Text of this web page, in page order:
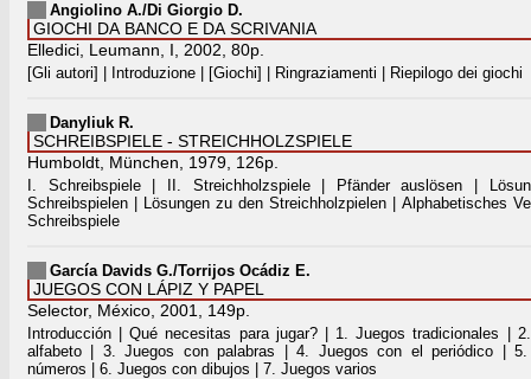
Angiolino A./Di Giorgio D.
GIOCHI DA BANCO E DA SCRIVANIA
Elledici, Leumann, I, 2002, 80p.
[Gli autori] | Introduzione | [Giochi] | Ringraziamenti | Riepilogo dei giochi
Danyliuk R.
SCHREIBSPIELE - STREICHHOLZSPIELE
Humboldt, München, 1979, 126p.
I. Schreibspiele | II. Streichholzspiele | Pfänder auslösen |
Schreibspielen | Lösungen zu den Streichholzpielen | Alphabetisches
Schreibspiele
García Davids G./Torrijos Ocádiz E.
JUEGOS CON LÁPIZ Y PAPEL
Selector, México, 2001, 149p.
Introducción | Qué necesitas para jugar? | 1. Juegos tradicionales |
alfabeto | 3. Juegos con palabras | 4. Juegos con el periódico |
números | 6. Juegos con dibujos | 7. Juegos varios